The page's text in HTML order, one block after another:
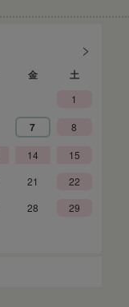
>
金 土
1
7 8
14
15
21
22
28
29